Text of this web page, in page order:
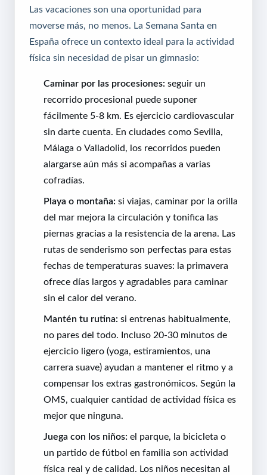
Las vacaciones son una oportunidad para
moverse más, no menos. La Semana Santa en
España ofrece un contexto ideal para la actividad
física sin necesidad de pisar un gimnasio:
Caminar por las procesiones: seguir un
recorrido procesional puede suponer
fácilmente 5-8 km. Es ejercicio cardiovascular
sin darte cuenta. En ciudades como Sevilla,
Málaga o Valladolid, los recorridos pueden
alargarse aún más si acompañas a varias
cofradías.
Playa o montaña: si viajas, caminar por la orilla
del mar mejora la circulación y tonifica las
piernas gracias a la resistencia de la arena. Las
rutas de senderismo son perfectas para estas
fechas de temperaturas suaves: la primavera
ofrece días largos y agradables para caminar
sin el calor del verano.
Mantén tu rutina: si entrenas habitualmente,
no pares del todo. Incluso 20-30 minutos de
ejercicio ligero (yoga, estiramientos, una
carrera suave) ayudan a mantener el ritmo y a
compensar los extras gastronómicos. Según la
OMS, cualquier cantidad de actividad física es
mejor que ninguna.
Juega con los niños: el parque, la bicicleta o
un partido de fútbol en familia son actividad
física real y de calidad. Los niños necesitan al